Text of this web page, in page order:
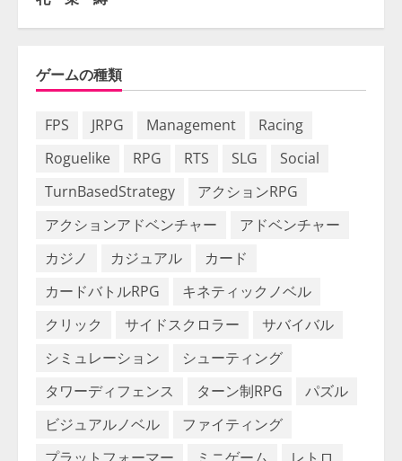
ゲームの種類
FPS JRPG Management
Racing
Roguelike
RPG RTS SLG
Social
TurnBasedStrategy
アクションRPG
アクションアドベンチャー
アドベンチャー
カジノ
カジュアル
カード
カードバトルRPG
キネティックノベル
クリック
サイドスクロラー
サバイバル
シミュレーション
シューティング
タワーディフェンス
ターン制RPG
パズル
ビジュアルノベル
ファイティング